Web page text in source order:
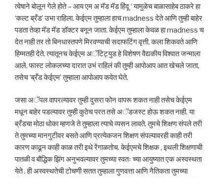
त्वेषाने बोलून गेले होते – आय एम अ मॅड मॅड हिंदू ‘ यामुळेच बाळासाहेब ठाकरे हा
‘कल्ट ब्रँड’ उभा राहिला. केईएम तुम्हाला हाच madness देते आणि तुम्ही बाहेर
पडता तेव्हा मॅड मॅड डॉक्टर बनून जाता. केईएम तुम्हाला केवळ हा madness च
देत नाही तर तो बिनधास्तपणे मिरवण्याची सदाफटिंग वृत्ती, कला शिकवते आणि
हिम्मतही देते. त्यातूनच केईएम अॅटिट्युड हे विशेषण वैद्यकीय विश्वात जन्माला
आले. फास्ट लोकलच्या दारात उभं राहिलं की तुम्ही आपोआप आत खेचले जाता,
तसेच ‘ब्रँड केईएम’ तुम्हाला आपोआप कवेत घेते.
जसा अॅपल वापरल्यावर तुम्ही दुसरा फोन वापरू शकत नाही तसेच केईएम
मधून बाहेर पडल्यावर तुम्ही कुठेच परत तसे अॅडजस्ट होऊ शकत नाही. या
ब्रँडचा मोठा धोका म्हणजे ते तुम्हाला त्याचे व्यसन लावते. तुमचे शिक्षण संपले तरी
ते तुमच्या मानगुटीवर बसते आणि प्रत्येकजन शिक्षण संपल्यावरही काही तरी
कारण काढून काही काळ तरी इथे रेंगाळतोच. केईएमचे शिक्षक , इथली शिक्षणाची
पातळी व बौद्धिक झिंग अनुभवल्यावर तुमच्या स्वतः च्या आयुष्यात एक अस्वस्थता
येते . ही अस्वस्थतेची टोचणी सतत तुम्हाला गुणवत्ता आणि नैतिकता तुमच्या